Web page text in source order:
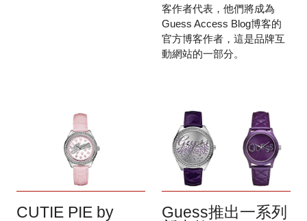
客作者代表，他們將成為
Guess Access Blog博客的
官方博客作者，這是品牌互
動網站的一部分。
CUTIE PIE by
Guess推出一系列